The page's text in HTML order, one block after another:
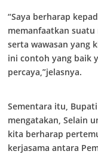
“Saya berharap
memanfaatkan
serta wawasan yang
ini contoh yang baik
percaya,”jelasnya.
Sementara itu,
mengatakan, Selain
kita berharap
kerjasama antara